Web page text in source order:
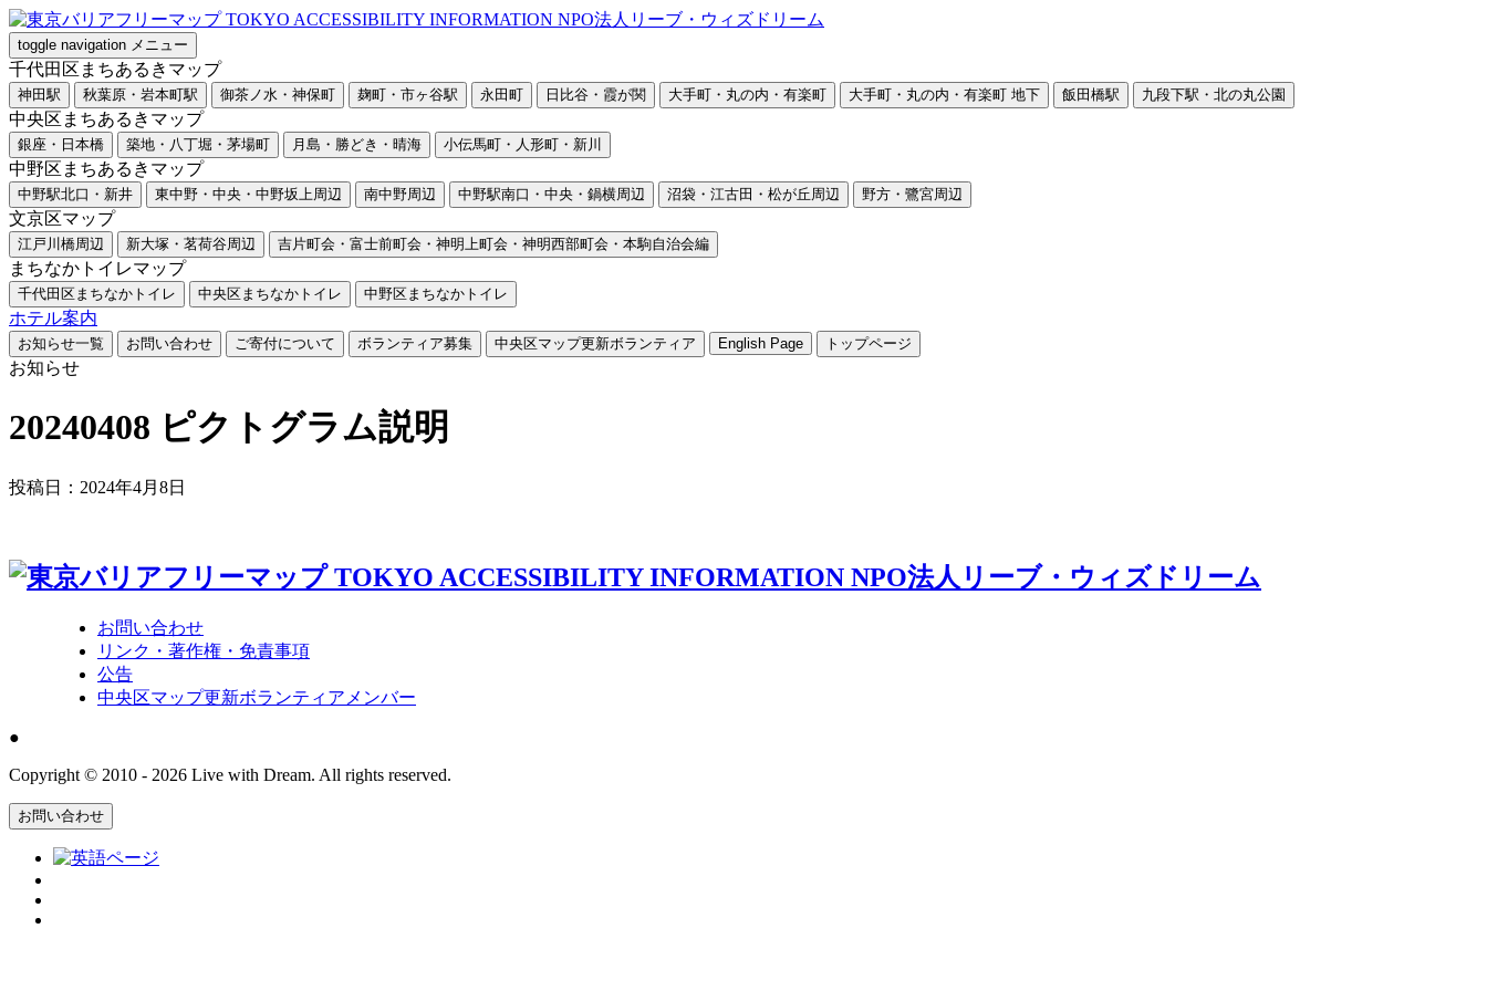
toggle navigation メニュー
千代田区まちあるきマップ
神田駅 秋葉原・岩本町駅 御茶ノ水・神保町 麹町・市ヶ谷駅 永田町 日比谷・霞が関 大手町・丸の内・有楽町 大手町・丸の内・有楽町 地下 飯田橋駅 九段下駅・北の丸公園
中央区まちあるきマップ
銀座・日本橋 築地・八丁堀・茅場町 月島・勝どき・晴海 小伝馬町・人形町・新川
中野区まちあるきマップ
中野駅北口・新井 東中野・中央・中野坂上周辺 南中野周辺 中野駅南口・中央・鍋横周辺 沼袋・江古田・松が丘周辺 野方・鷺宮周辺
文京区マップ
江戸川橋周辺 新大塚・茗荷谷周辺 吉片町会・富士前町会・神明上町会・神明西部町会・本駒自治会編
まちなかトイレマップ
千代田区まちなかトイレ 中央区まちなかトイレ 中野区まちなかトイレ
ホテル案内
お知らせ一覧 お問い合わせ ご寄付について ボランティア募集 中央区マップ更新ボランティア English Page トップページ
お知らせ
20240408 ピクトグラム説明
投稿日：2024年4月8日
お問い合わせ
リンク・著作権・免責事項
公告
中央区マップ更新ボランティアメンバー
●
Copyright © 2010 - 2026 Live with Dream. All rights reserved.
お問い合わせ